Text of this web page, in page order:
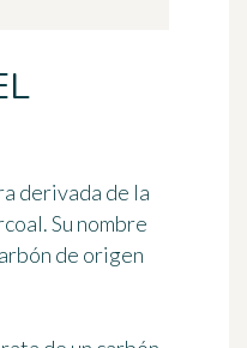
derivada de la
. Su nombre
de origen